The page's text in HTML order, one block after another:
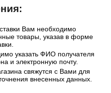
Вам необходимо
товары, указав в форме
указать ФИО получателя
и электронную почту.
свяжутся с Вами для
внесенных данных.